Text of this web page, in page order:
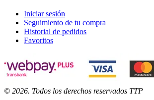
Iniciar sesión
Seguimiento de tu compra
Historial de pedidos
Favoritos
© 2026. Todos los derechos reservados TTP